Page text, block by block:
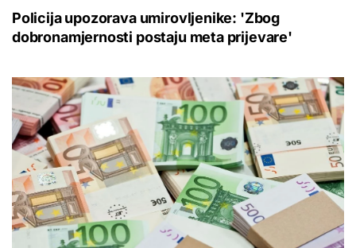
Policija upozorava umirovljenike: 'Zbog
dobronamjernosti postaju meta prijevare'